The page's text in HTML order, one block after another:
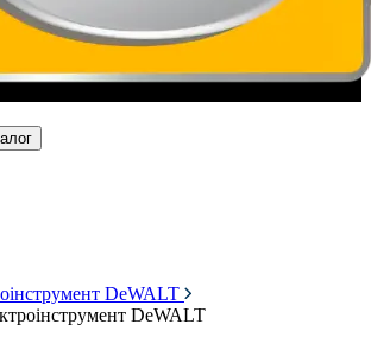
DeWALT
DeWALT